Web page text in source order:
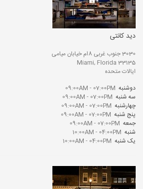
دید کانتی
3030 جنوب غربی 8ام خیابان میامی
Miami, Florida 33135
ایالات متحده
دوشنبه 09:00AM - 07:00PM
سه شنبه 09:00AM - 07:00PM
چهارشنبه 09:00AM - 07:00PM
پنج شنبه 09:00AM - 07:00PM
جمعه 09:00AM - 07:00PM
شنبه 10:00AM - 04:00PM
یک شنبه 10:00AM - 04:00PM